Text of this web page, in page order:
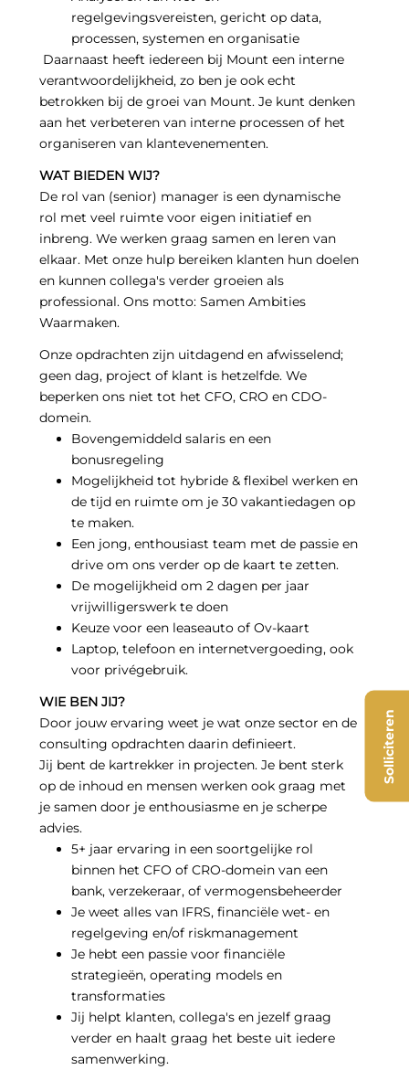
regelgevingsvereisten, gericht op data,
processen, systemen en organisatie
Daarnaast heeft iedereen bij Mount een interne
verantwoordelijkheid, zo ben je ook echt
betrokken bij de groei van Mount. Je kunt denken
aan het verbeteren van interne processen of het
organiseren van klantevenementen.
WAT BIEDEN WIJ?
De rol van (senior) manager is een dynamische
rol met veel ruimte voor eigen initiatief en
inbreng. We werken graag samen en leren van
elkaar. Met onze hulp bereiken klanten hun doelen
en kunnen collega's verder groeien als
professional. Ons motto: Samen Ambities
Waarmaken.
Onze opdrachten zijn uitdagend en afwisselend;
geen dag, project of klant is hetzelfde. We
beperken ons niet tot het CFO, CRO en CDO-
domein.
Bovengemiddeld salaris en een
bonusregeling
Mogelijkheid tot hybride & flexibel werken en
de tijd en ruimte om je 30 vakantiedagen op
te maken.
Een jong, enthousiast team met de passie en
drive om ons verder op de kaart te zetten.
De mogelijkheid om 2 dagen per jaar
vrijwilligerswerk te doen
Keuze voor een leaseauto of Ov-kaart
Laptop, telefoon en internetvergoeding, ook
voor privégebruik.
WIE BEN JIJ?
Door jouw ervaring weet je wat onze sector en de
consulting opdrachten daarin definieert.
Jij bent de kartrekker in projecten. Je bent sterk
op de inhoud en mensen werken ook graag met
je samen door je enthousiasme en je scherpe
advies.
5+ jaar ervaring in een soortgelijke rol
binnen het CFO of CRO-domein van een
bank, verzekeraar, of vermogensbeheerder
Je weet alles van IFRS, financiële wet- en
regelgeving en/of riskmanagement
Je hebt een passie voor financiële
strategieën, operating models en
transformaties
Jij helpt klanten, collega's en jezelf graag
verder en haalt graag het beste uit iedere
samenwerking.
Solliciteren